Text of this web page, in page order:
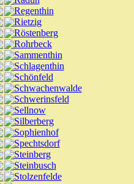
Regenthin
Rietzig
Röstenberg
Rohrbeck
Sammenthin
Schlagenthin
Schönfeld
Schwachenwalde
Schwerinsfeld
Sellnow
Silberberg
Sophienhof
Spechtsdorf
Steinberg
Steinbusch
Stolzenfelde